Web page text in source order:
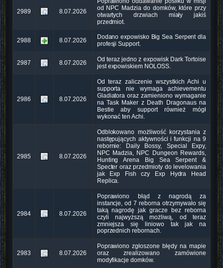
2989 8.07.2026 od NPC Madzia do domków, które przy
otwartych drzwiach miały jakiś
przedmiot.
2988 8.07.2026
Dodano expowisko Big Sea Serpent dla
profesji Support.
2987 8.07.2026
Od teraz jedno z expowisk Dark Tortoise
jest expowiskiem NOLOSS.
2986 8.07.2026
Od teraz zaliczenie wszystkich Achi u
supporta nie wymaga achievementu
Gladiatora oraz zamieniono wymaganie
na Task Maker z Death Dragonaus na
Bestie aby support również mógł
wykonać ten Achi.
2985 8.07.2026
Odblokowano możliwość korzystania z
następujących aktywności i funkcji na 9
rebornie: Daily Bossy, Special Expy,
NPC Madzia, NPC Dungeon Rewards,
Hunting Arena Big Sea Serpent &
Specter oraz przedmioty do levelowania
jak Exp Fish czy Exp Hydra Head
Replica.
2984 8.07.2026
Poprawiono błąd z nagrodą za
instancje, od 7 reborna otrzymywało się
taką nagrodę jak gracze bez reborna
czyli najwyższą możliwą, od teraz
zmniejsza się liniowo tak jak na
poprzednich rebornach.
2983 8.07.2026
Poprawiono zgłoszone błędy na mapie
oraz zrealizowano zamówione
modyfikacje domków.